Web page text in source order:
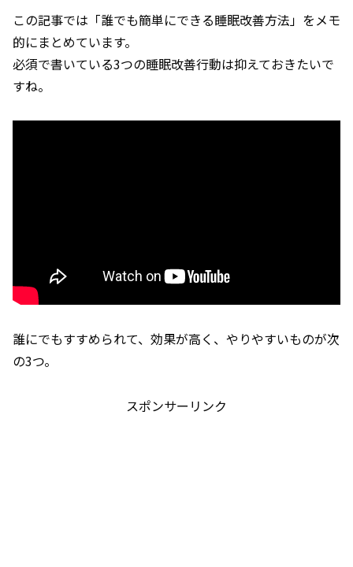
この記事では「誰でも簡単にできる睡眠改善方法」をメモ
的にまとめています。
必須で書いている3つの睡眠改善行動は抑えておきたいで
すね。
誰にでもすすめられて、効果が高く、やりやすいものが次
の3つ。
スポンサーリンク